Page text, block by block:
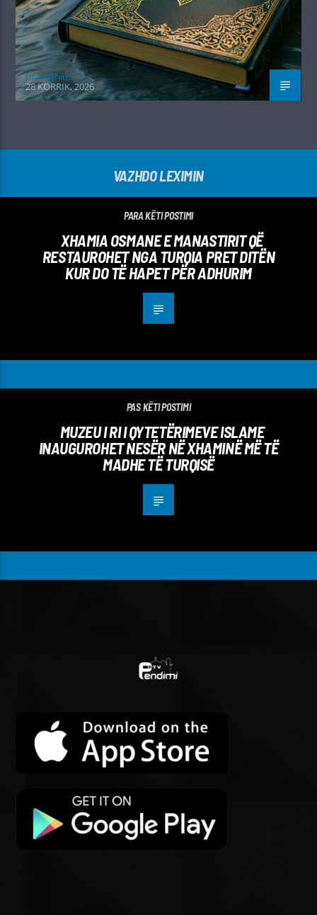
Irfan Jahiu
28 KORRIK, 2026
VAZHDO LEXIMIN
PARA KËTI POSTIMI
XHAMIA OSMANE E MANASTIRIT QË
RESTAUROHET NGA TURQIA PRET DITËN
KUR DO TË HAPET PËR ADHURIM
PAS KËTI POSTIMI
MUZEU I RI I QYTETËRIMEVE ISLAME
INAUGUROHET NESËR NË XHAMINË MË TË
MADHE TË TURQISË